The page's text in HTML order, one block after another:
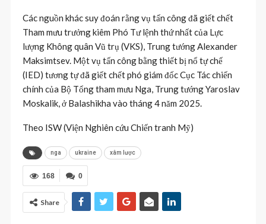
Các nguồn khác suy đoán rằng vụ tấn công đã giết chết
Tham mưu trưởng kiêm Phó Tư lệnh thứ nhất của Lực
lượng Không quân Vũ trụ (VKS), Trung tướng Alexander
Maksimtsev. Một vụ tấn công bằng thiết bị nổ tự chế
(IED) tương tự đã giết chết phó giám đốc Cục Tác chiến
chính của Bộ Tổng tham mưu Nga, Trung tướng Yaroslav
Moskalik, ở Balashikha vào tháng 4 năm 2025.
Theo ISW (Viện Nghiên cứu Chiến tranh Mỹ)
nga ukraine xâm lược
0
168
Share